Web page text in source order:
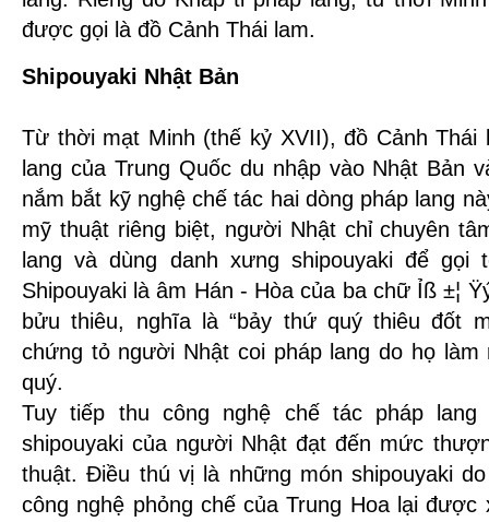
được gọi là đồ Cảnh Thái lam.
Shipouyaki Nhật Bản
Từ thời mạt Minh (thế kỷ XVII), đồ Cảnh Thái
lang của Trung Quốc du nhập vào Nhật Bản
nắm bắt kỹ nghệ chế tác hai dòng pháp lang
mỹ thuật riêng biệt, người Nhật chỉ chuyên
lang và dùng danh xưng shipouyaki để gọi
Shipouyaki là âm Hán - Hòa của ba chữ Ỉß ±¦
bửu thiêu, nghĩa là “bảy thứ quý thiêu đốt
chứng tỏ người Nhật coi pháp lang do họ
quý.
Tuy tiếp thu công nghệ chế tác pháp
shipouyaki của người Nhật đạt đến mức
thuật. Điều thú vị là những món shipouyaki
công nghệ phỏng chế của Trung Hoa lại